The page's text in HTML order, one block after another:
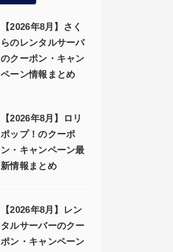
【2026年8月】さく
らのレンタルサーバ
のクーポン・キャン
ペーン情報まとめ
【2026年8月】ロリ
ポップ！のクーポ
ン・キャンペーン最
新情報まとめ
【2026年8月】レン
タルサーバーのクー
ポン・キャンペーン